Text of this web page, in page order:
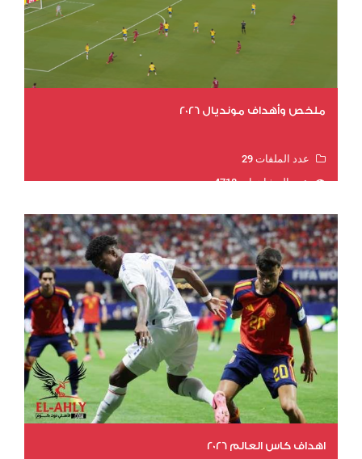
ملخص وأهداف مونديال 2026
عدد الملفات 29
عدد المشاهدات 4718
اهداف كاس العالم 2026